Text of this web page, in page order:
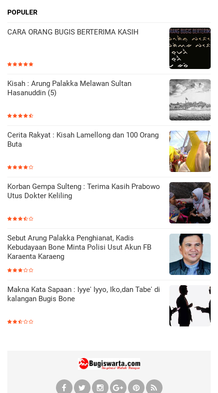
POPULER
CARA ORANG BUGIS BERTERIMA KASIH
Kisah : Arung Palakka Melawan Sultan
Hasanuddin (5)
Cerita Rakyat : Kisah Lamellong dan 100 Orang
Buta
Korban Gempa Sulteng : Terima Kasih Prabowo
Utus Dokter Keliling
Sebut Arung Palakka Penghianat, Kadis
Kebudayaan Bone Minta Polisi Usut Akun FB
Karaenta Karaeng
Makna Kata Sapaan : Iyye' Iyyo, Iko,dan Tabe' di
kalangan Bugis Bone